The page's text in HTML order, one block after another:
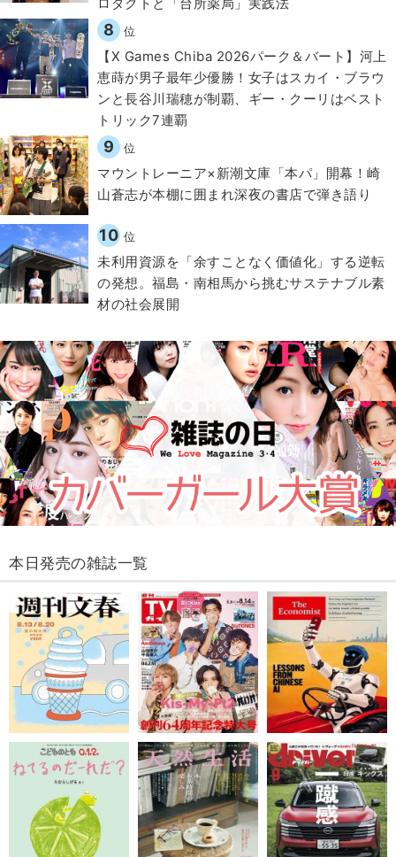
8 位
【X Games Chiba 2026パーク＆バート】河上
恵蒔が男子最年少優勝！女子はスカイ・ブラウ
ンと長谷川瑞穂が制覇、ギー・クーリはベスト
トリック7連覇
9 位
マウントレーニア×新潮文庫「本パ」開幕！崎
山蒼志が本棚に囲まれ深夜の書店で弾き語り
10 位
​​未利用資源を「余すことなく価値化」する逆転
の発想。福島・南相馬から挑むサステナブル素
材の社会展開​
本日発売の雑誌一覧